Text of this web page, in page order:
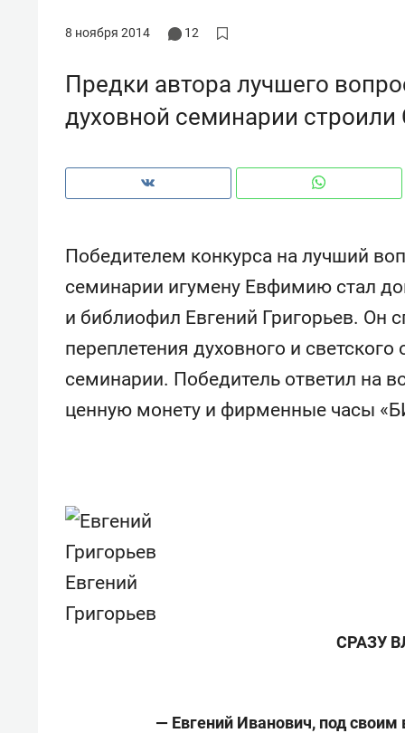
8 ноября 2014 12
Предки автора лучшего
духовной семинарии
Победителем конкурса на лучший
семинарии игумену Евфимию стал
и библиофил Евгений Григорьев. Он
переплетения духовного и
семинарии. Победитель ответил на
ценную монету и фирменные часы
Евгений
Григорьев
СРАЗУ
— Евгений Иванович, под
Рекомендуем
Оставить шум за волной: как
строят тишину в казанском
ЖК «Заря»
когда
свою